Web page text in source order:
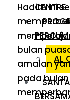
CENTRE
AL
Hadith ini
bulan
amalan
pada